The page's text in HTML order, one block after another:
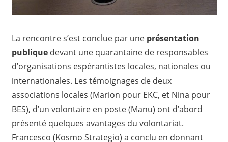
La rencontre s’est conclue par une présentation
publiquedevant une quarantaine de responsables
d’organisations espérantistes locales, nationales ou
internationales. Les témoignages de deux
associations locales (Marion pour EKC, et Nina pour
BES), d’un volontaire en poste (Manu) ont d’abord
présenté quelques avantages du volontariat.
Francesco (Kosmo Strategio) a conclu en donnant